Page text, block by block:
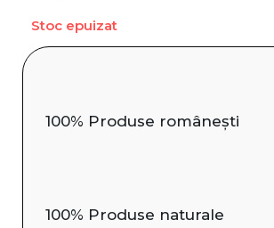
Stoc epuizat
100% Produse românești
100% Produse naturale